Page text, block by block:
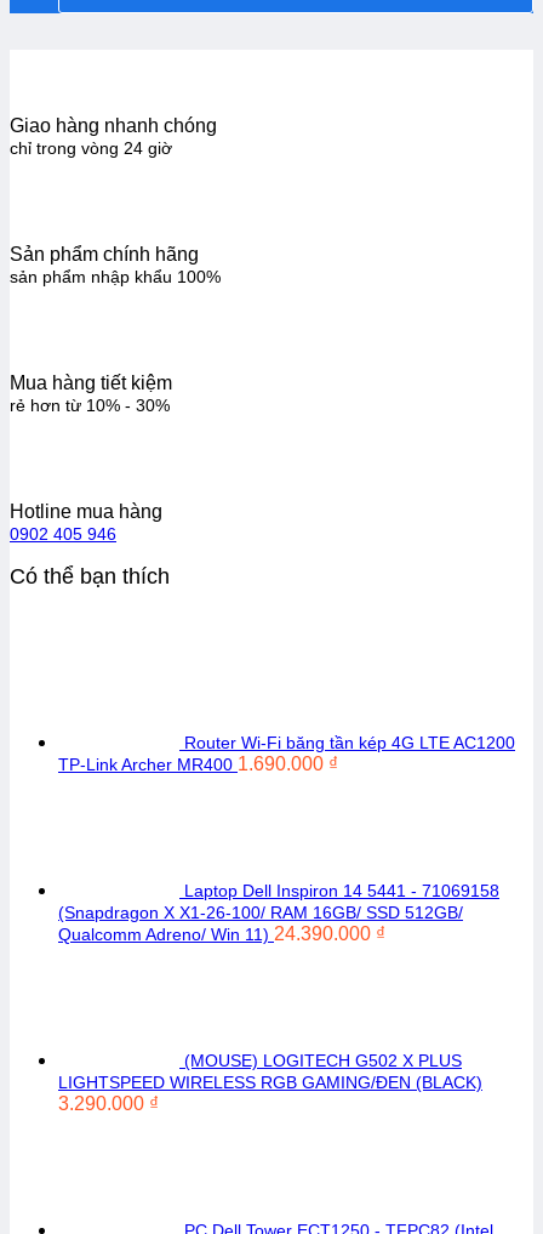
Giao hàng nhanh chóng
chỉ trong vòng 24 giờ
Sản phẩm chính hãng
sản phẩm nhập khẩu 100%
Mua hàng tiết kiệm
rẻ hơn từ 10% - 30%
Hotline mua hàng
0902 405 946
Có thể bạn thích
Router Wi-Fi băng tần kép 4G LTE AC1200
TP-Link Archer MR400 1.690.000 ₫
Laptop Dell Inspiron 14 5441 - 71069158
(Snapdragon X X1-26-100/ RAM 16GB/ SSD 512GB/
Qualcomm Adreno/ Win 11) 24.390.000 ₫
(MOUSE) LOGITECH G502 X PLUS
LIGHTSPEED WIRELESS RGB GAMING/ĐEN (BLACK)
3.290.000 ₫